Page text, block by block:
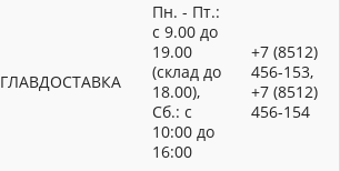
ГЛАВДОСТАВКА
Пн. - Пт.:
с 9.00 до
19.00
(склад до
18.00),
Сб.: с
10:00 до
16:00
+7 (8512)
456-153,
+7 (8512)
456-154